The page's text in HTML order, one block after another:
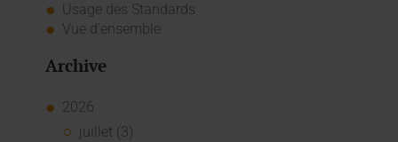
Usage des Standards
Vue d'ensemble
Archive
2026
juillet (3)